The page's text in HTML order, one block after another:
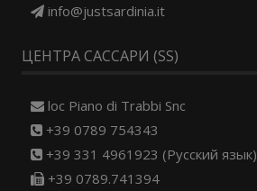
info@justsardinia.it
ЦЕНТРА САССАРИ (SS)
loc Piano di Trabbi Snc
+39 0789 754343
+39 331 4961923 (Русский язык)
+39 0789.741394